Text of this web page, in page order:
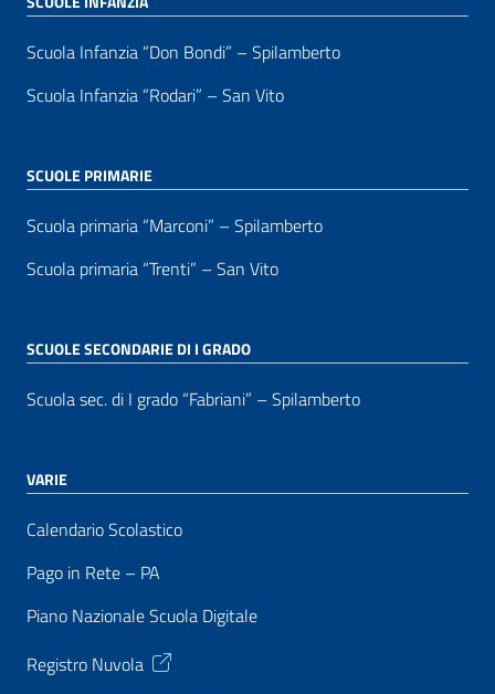
Scuola Infanzia “Don Bondi” – Spilamberto
Scuola Infanzia “Rodari” – San Vito
SCUOLE PRIMARIE
Scuola primaria “Marconi” – Spilamberto
Scuola primaria “Trenti” – San Vito
SCUOLE SECONDARIE DI I GRADO
Scuola sec. di I grado “Fabriani” – Spilamberto
VARIE
Calendario Scolastico
Pago in Rete – PA
Piano Nazionale Scuola Digitale
Registro Nuvola